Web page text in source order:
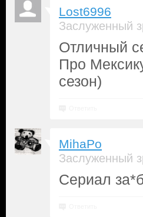
Lost6996
Заслуженный
Отличный
Про
сезон)
MihaPo
Заслуженный
Сериал